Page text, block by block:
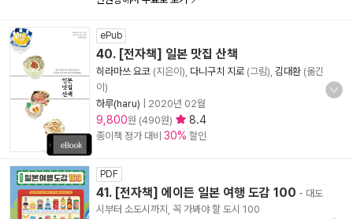
ePub
40. [전자책] 일본 맛집 산책
히라마쓰 요코 (지은이), 다니구치 지로 (그림), 김대환 (옮긴
이)
하루(haru)
2020년 02월
9,800원 (490원) 8.4
종이책 정가 대비 30% 할인
PDF
41. [전자책] 에이든 일본 여행 도감 100 - 대도
시부터 소도시까지, 꼭 가봐야 할 도시 100